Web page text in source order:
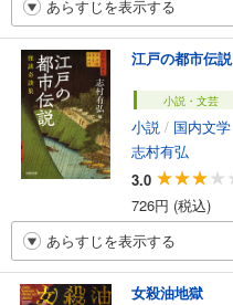
あらすじを表示する
江戸の都市伝説
小説・文芸
小説 / 国内文学
志村有弘
3.0
726円 (税込)
あらすじを表示する
女殺油地獄